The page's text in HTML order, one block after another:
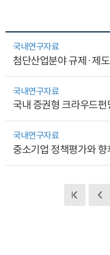
국내연구자료
첨단산업분야 규제·제
국내연구자료
국내 증권형 크라우드
국내연구자료
중소기업 정책평가와